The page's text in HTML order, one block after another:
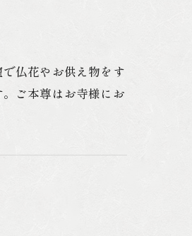
仏花やお供え物をす
ご本尊はお寺様にお